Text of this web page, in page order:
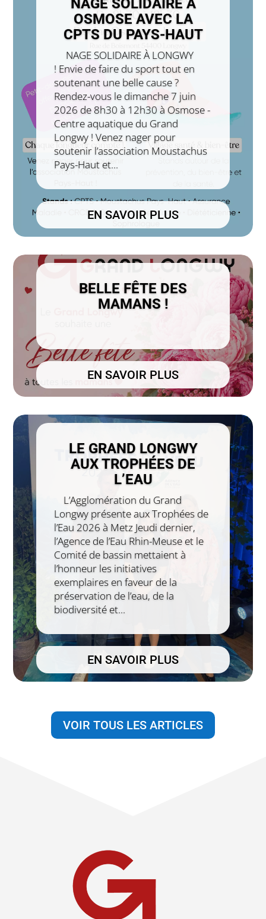
NAGE SOLIDAIRE À
OSMOSE AVEC LA
CPTS DU PAYS-HAUT
NAGE SOLIDAIRE À LONGWY
! Envie de faire du sport tout en
soutenant une belle cause ?
Rendez-vous le dimanche 7 juin
2026 de 8h30 à 12h30 à Osmose -
Centre aquatique du Grand
Longwy ! Venez nager pour
soutenir l’association Moustachus
Pays-Haut et...
EN SAVOIR PLUS
BELLE FÊTE DES
MAMANS !
EN SAVOIR PLUS
LE GRAND LONGWY
AUX TROPHÉES DE
L’EAU
L’Agglomération du Grand
Longwy présente aux Trophées de
l’Eau 2026 à Metz Jeudi dernier,
l’Agence de l’Eau Rhin-Meuse et le
Comité de bassin mettaient à
l’honneur les initiatives
exemplaires en faveur de la
préservation de l’eau, de la
biodiversité et...
EN SAVOIR PLUS
VOIR TOUS LES ARTICLES